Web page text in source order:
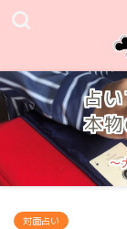
占
本
～
対面占い